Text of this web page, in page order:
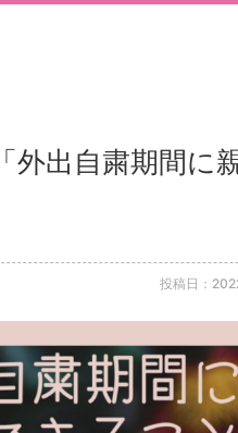
外出自粛期間に
投稿日：